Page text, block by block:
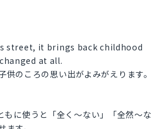
street, it brings back childhood
at all.
供のころの思い出がよみがえります。
に使うと「全く〜ない」「全然〜な